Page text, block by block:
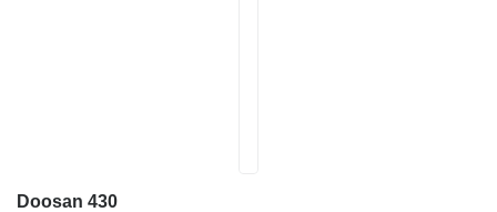
Doosan 430